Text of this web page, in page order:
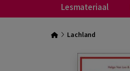
Lesmateriaal
Lachland